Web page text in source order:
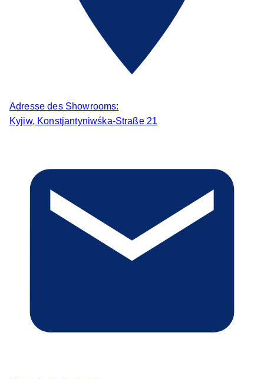
Adresse des Showrooms:
Kyjiw, Konstjantyniwśka-Straße 21